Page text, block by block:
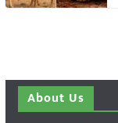
About Us